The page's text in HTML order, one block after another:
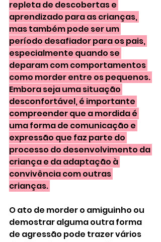
repleta de descobertas e
aprendizado para as crianças,
mas também pode ser um
período desafiador para os pais,
especialmente quando se
deparam com comportamentos
como morder entre os pequenos.
Embora seja uma situação
desconfortável, é importante
compreender que a mordida é
uma forma de comunicação e
expressão que faz parte do
processo do desenvolvimento da
criança e da adaptação à
convivência com outras
crianças.
O ato de morder o amiguinho ou
demostrar alguma outra forma
de agressão pode trazer vários